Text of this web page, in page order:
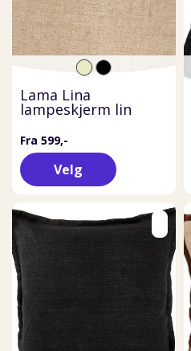
Lama Lina
lampeskjerm lin
Fra 599,-
Velg